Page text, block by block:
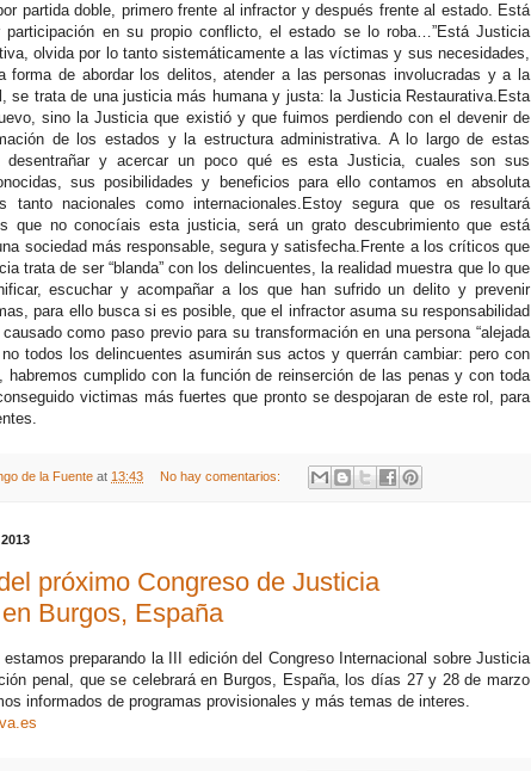
partida doble, primero frente al infractor y después frente al estado. Está
participación en su propio conflicto, el estado se lo roba…”Está Justicia
olvida por lo tanto sistemáticamente a las víctimas y sus necesidades,
forma de abordar los delitos, atender a las personas involucradas y a la
se trata de una justicia más humana y justa: la Justicia Restaurativa.Esta
sino la Justicia que existió y que fuimos perdiendo con el devenir de
de los estados y la estructura administrativa. A lo largo de estas
desentrañar y acercar un poco qué es esta Justicia, cuales son sus
sus posibilidades y beneficios para ello contamos en absoluta
tanto nacionales como internacionales.Estoy segura que os resultará
que no conocíais esta justicia, será un grato descubrimiento que está
sociedad más responsable, segura y satisfecha.Frente a los críticos que
trata de ser “blanda” con los delincuentes, la realidad muestra que lo que
escuchar y acompañar a los que han sufrido un delito y prevenir
para ello busca si es posible, que el infractor asuma su responsabilidad
como paso previo para su transformación en una persona “alejada
no todos los delincuentes asumirán sus actos y querrán cambiar: pero con
habremos cumplido con la función de reinserción de las penas y con toda
victimas más fuertes que pronto se despojaran de este rol, para
de la Fuente at 13:43 No hay comentarios:
próximo Congreso de Justicia
Burgos, España
preparando la III edición del Congreso Internacional sobre Justicia
penal, que se celebrará en Burgos, España, los días 27 y 28 de marzo
informados de programas provisionales y más temas de interes.